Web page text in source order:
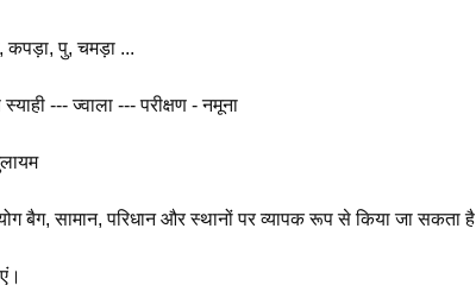
कपड़ा, पु, चमड़ा ...
--- ज्वाला --- परीक्षण - नमूना
बैग, सामान, परिधान और स्थानों पर व्यापक रूप से किया जा सकता है